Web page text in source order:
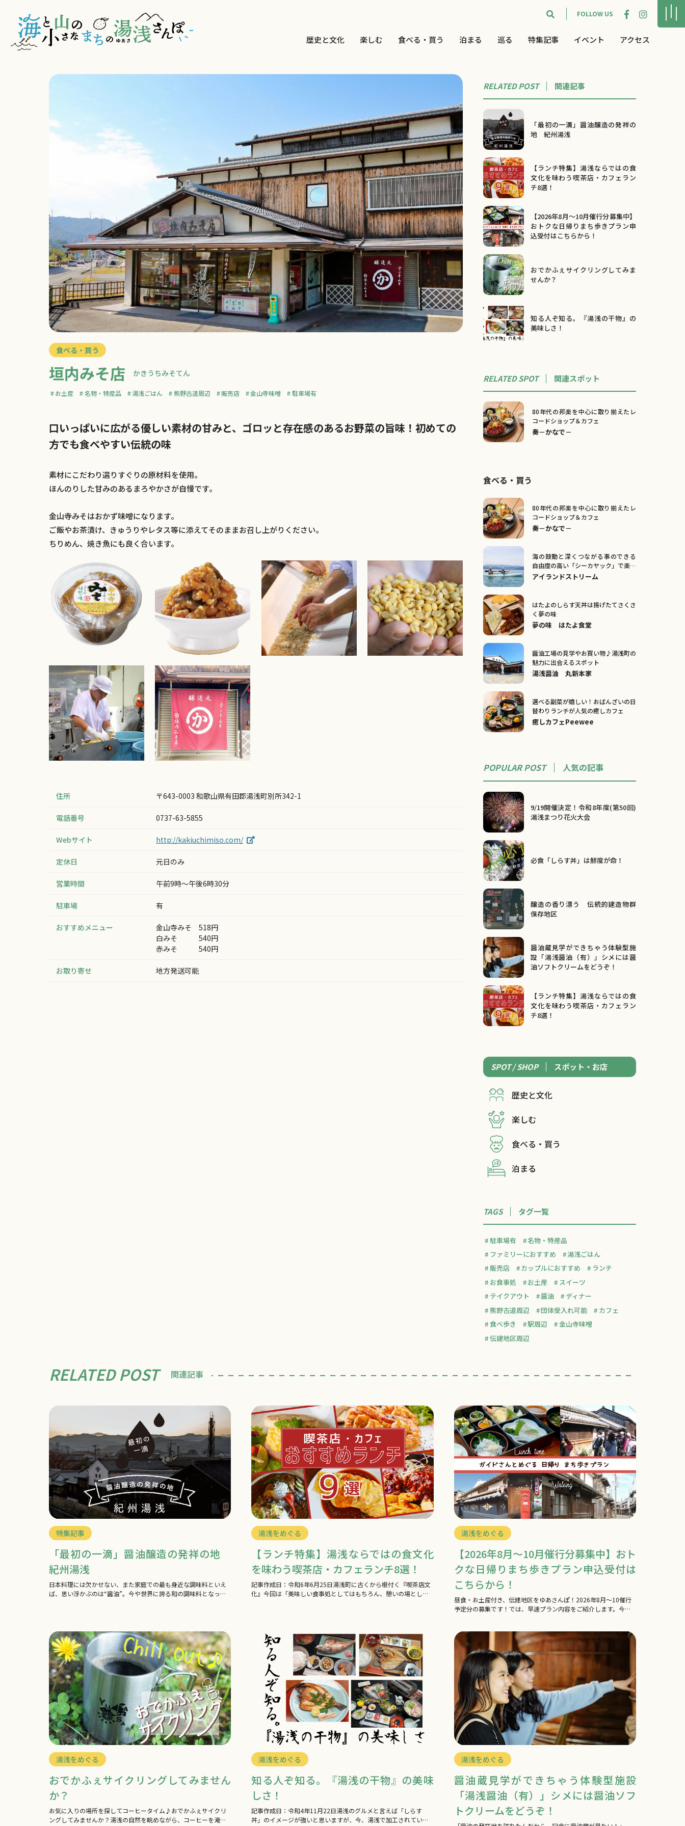
FOLLOW US
歴史と文化 楽しむ 食べる・買う 泊まる 巡る 特集記事 イベント アクセス
食べる・買う
垣内みそ店 かきうちみそてん
お土産 名物・特産品 湯浅ごはん 熊野古道周辺 販売店 金山寺味噌 駐車場有
口いっぱいに広がる優しい素材の甘みと、ゴロッと存在感のあるお野菜の旨味！初めての
方でも食べやすい伝統の味
素材にこだわり選りすぐりの原材料を使用。
ほんのりした甘みのあるまろやかさが自慢です。
金山寺みそはおかず味噌になります。
ご飯やお茶漬け、きゅうりやレタス等に添えてそのままお召し上がりください。
ちりめん、焼き魚にも良く合います。
住所 〒643-0003 和歌山県有田郡湯浅町別所342-1
電話番号 0737-63-5855
Webサイト http://kakiuchimiso.com/
定休日 元日のみ
営業時間 午前9時～午後6時30分
駐車場 有
おすすめメニュー
金山寺みそ 518円
白みそ 540円
赤みそ 540円
お取り寄せ 地方発送可能
RELATED POST 関連記事
「最初の一滴」醤油醸造の発祥の
地 紀州湯浅
【ランチ特集】湯浅ならではの食
文化を味わう喫茶店・カフェラン
チ8選！
【2026年8月～10月催行分募集中】
おトクな日帰りまち歩きプラン申
込受付はこちらから！
おでかふぇサイクリングしてみま
せんか？
知る人ぞ知る。『湯浅の干物』の
美味しさ！
RELATED SPOT 関連スポット
80年代の邦楽を中心に取り揃えたレ
コードショップ＆カフェ
奏－かなで－
食べる・買う
80年代の邦楽を中心に取り揃えたレ
コードショップ＆カフェ
奏－かなで－
海の鼓動と深くつながる事のできる
自由度の高い「シーカヤック」で楽し
い海をトリップ！
アイランドストリーム
はたよのしらす天丼は揚げたてさくさ
く夢の味
夢の味 はたよ食堂
醤油工場の見学やお買い物♪湯浅町の
魅力に出会えるスポット
湯浅醤油 丸新本家
選べる副菜が嬉しい！おばんざいの日
替わりランチが人気の癒しカフェ
癒しカフェPeewee
POPULAR POST 人気の記事
9/19開催決定！令和8年度(第50回)
湯浅まつり花火大会
必食「しらす丼」は鮮度が命！
醸造の香り漂う 伝統的建造物群
保存地区
醤油蔵見学ができちゃう体験型施
設「湯浅醤油（有）」シメには醤
油ソフトクリームをどうぞ！
【ランチ特集】湯浅ならではの食
文化を味わう喫茶店・カフェラン
チ8選！
SPOT / SHOP スポット・お店
歴史と文化
楽しむ
食べる・買う
泊まる
TAGS タグ一覧
駐車場有
名物・特産品
ファミリーにおすすめ
湯浅ごはん
販売店
カップルにおすすめ
ランチ
お食事処
お土産
スイーツ
テイクアウト
醤油
ディナー
熊野古道周辺
団体受入れ可能
カフェ
食べ歩き
駅周辺
金山寺味噌
伝建地区周辺
RELATED POST 関連記事
特集記事
「最初の一滴」醤油醸造の発祥の地
紀州湯浅
日本料理には欠かせない、また家庭での最も身近な調味料といえ
ば、思い浮かぶのは“醤油”。今や世界に誇る和の調味料となった
湯浅をめぐる
【ランチ特集】湯浅ならではの食文化
を味わう喫茶店・カフェランチ8選！
記事作成日：令和6年6月25日湯浅町に古くから根付く『喫茶店文
化』今回は「美味しい食事処としてはもちろん、憩いの場として
湯浅をめぐる
【2026年8月～10月催行分募集中】おト
クな日帰りまち歩きプラン申込受付は
こちらから！
昼食・お土産付き、伝建地区をゆあさんぽ！2026年8月～10催行
予定分の募集です！では、早速プラン内容をご紹介します。今回
湯浅をめぐる
おでかふぇサイクリングしてみません
か？
お気に入りの場所を探してコーヒータイム♪おでかふぇサイクリ
ングしてみませんか？湯浅の自然を眺めながら、コーヒーを淹れ
湯浅をめぐる
知る人ぞ知る。『湯浅の干物』の美味
しさ！
記事作成日：令和4年11月22日湯浅のグルメと言えば「しらす
丼」のイメージが強いと思いますが、今、湯浅で加工されている
湯浅をめぐる
醤油蔵見学ができちゃう体験型施設
「湯浅醤油（有）」シメには醤油ソフ
トクリームをどうぞ！